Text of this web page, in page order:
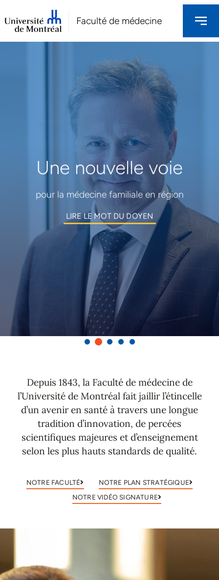
Faculté de médecine
Une nouvelle voie
pour la médecine familiale en région
LIRE LE MOT DU DOYEN
Depuis 1843, la Faculté de médecine de
l’Université de Montréal fait jaillir l’étincelle
d’un avenir en santé à travers une longue
tradition d’innovation, de percées
scientifiques majeures et d’enseignement
selon les plus hauts standards de qualité.
NOTRE FACULTÉ
NOTRE PLAN STRATÉGIQUE
NOTRE VIDÉO SIGNATURE